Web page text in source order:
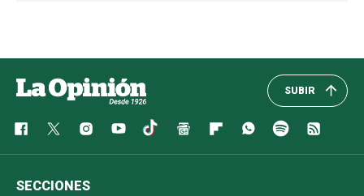
SUBIR
SECCIONES